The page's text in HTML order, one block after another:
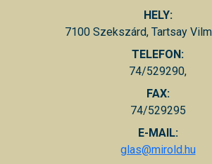
HELY:
7100 Szekszárd, Tartsay
TELEFON:
74/529290,
FAX:
74/529295
E-MAIL:
glas@mirold.hu